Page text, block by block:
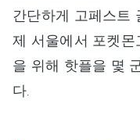
간단하게 고페스트
제 서울에서 포켓
을 위해 핫플을 몇
다.